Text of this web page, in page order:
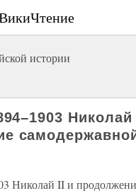
истории
Николай II и